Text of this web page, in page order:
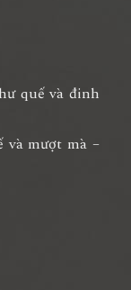
quế và đinh
và mượt mà –